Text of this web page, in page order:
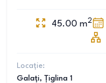
45.00 m2
Locație:
Galați, Țiglina 1